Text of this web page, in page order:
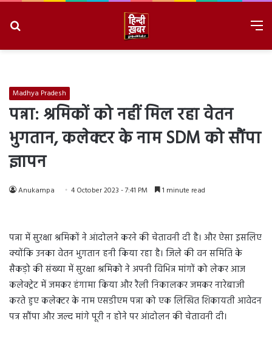
Madhya Pradesh
पन्ना: श्रमिकों को नहीं मिल रहा वेतन
भुगतान, कलेक्टर के नाम SDM को सौंपा
ज्ञापन
Anukampa 4 October 2023 - 7:41 PM 1 minute read
पन्ना में सुरक्षा श्रमिकों ने आंदोलने करने की चेतावनी दी है। और ऐसा इसलिए
क्योंकि उनका वेतन भुगतान हनी किया रहा है। जिले की वन समिति के
सैकड़ो की संख्या में सुरक्षा श्रमिको ने अपनी विभिन्न मांगों को लेकर आज
कलेक्ट्रेट में जमकर हंगामा किया और रैली निकालकर जमकर नारेबाजी
करते हुए कलेक्टर के नाम एसडीएम पन्ना को एक लिखित शिकायती आवेदन
पत्र सौंपा और जल्द मांगे पूरी न होने पर आंदोलन की चेतावनी दी।